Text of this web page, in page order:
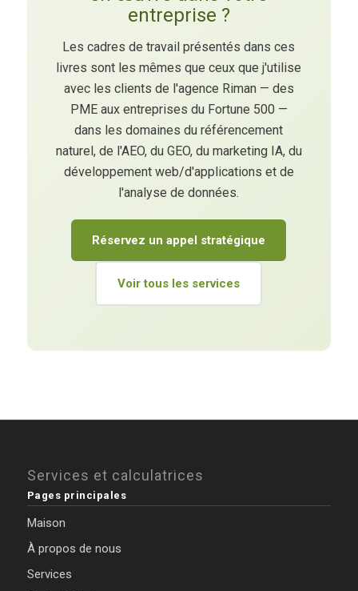
entreprise ?
Les cadres de travail présentés dans ces
livres sont les mêmes que ceux que j'utilise
avec les clients de l'agence Riman — des
PME aux entreprises du Fortune 500 —
dans les domaines du référencement
naturel, de l'AEO, du GEO, du marketing IA, du
développement web/d'applications et de
l'analyse de données.
Réservez un appel stratégique
Voir tous les services
Services et calculatrices
Pages principales
Maison
À propos de nous
Services